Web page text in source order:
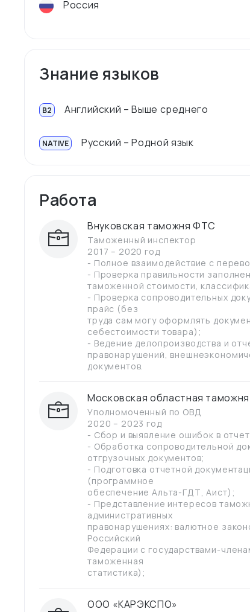
Россия
Знание языков
B2 Английский – Выше среднего
NATIVE Русский – Родной язык
Работа
Внуковская таможня ФТС
Таможенный инспектор
2017 – 2020 год
- Полное взаимодействие с
- Проверка правильности
таможенной стоимости,
- Проверка сопроводительных
прайс (без
труда сам могу оформлять
себестоимости товара);
- Ведение делопроизводства и
правонарушений,
документов.
Московская областная
Уполномоченный по ОВД
2020 – 2023 год
- Сбор и выявление ошибок в
- Обработка сопроводительной
отгрузочных документов;
- Подготовка отчетной
(программное
обеспечение Альта-ГДТ, Аист);
- Представление интересов
административных
правонарушениях: валютное
Российский
Федерации с государствами-
таможенная
статистика);
ООО «КАРЭКСПО»